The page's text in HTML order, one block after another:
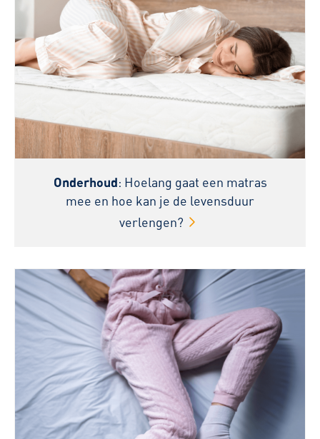
Onderhoud: Hoelang gaat een matras
mee en hoe kan je de levensduur
verlengen?